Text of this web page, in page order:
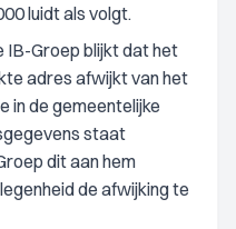
luidt als volgt.
IB-Groep blijkt dat het
adres afwijkt van het
in de gemeentelijke
staat
dit aan hem
de afwijking te